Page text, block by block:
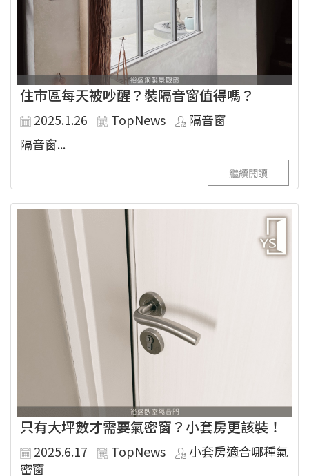
住市區每天被吵醒？裝隔音窗值得嗎？
2025.1.26 TopNews
隔音窗
隔音窗...
繼續閱讀
只有大坪數才需要氣密窗？小套房更該裝！
2025.6.17 TopNews
小套房適合哪種氣
密窗